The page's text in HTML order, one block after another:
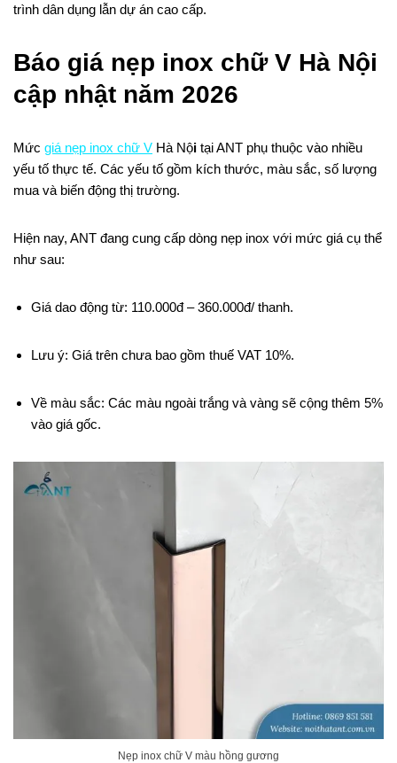
trình dân dụng lẫn dự án cao cấp.
Báo giá nẹp inox chữ V Hà Nội
cập nhật năm 2026
Mức giá nẹp inox chữ V Hà Nội tại ANT phụ thuộc vào nhiều
yếu tố thực tế. Các yếu tố gồm kích thước, màu sắc, số lượng
mua và biến động thị trường.
Hiện nay, ANT đang cung cấp dòng nẹp inox với mức giá cụ thể
như sau:
Giá dao động từ: 110.000đ – 360.000đ/ thanh.
Lưu ý: Giá trên chưa bao gồm thuế VAT 10%.
Về màu sắc: Các màu ngoài trắng và vàng sẽ cộng thêm 5%
vào giá gốc.
Nẹp inox chữ V màu hồng gương